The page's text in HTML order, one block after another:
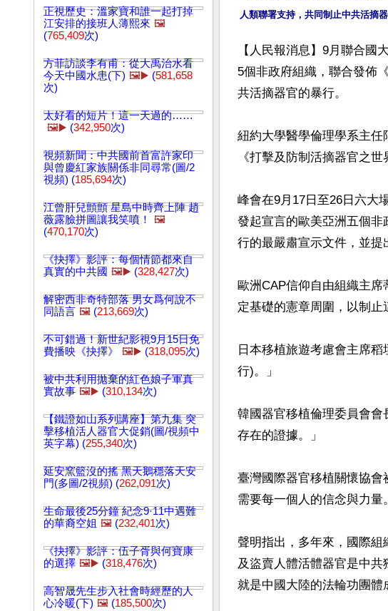
正視歷史：溫家寶和誰一起打掉
江安排的接班人薄熙來 🖼️
(765,409次)
方菲訪談李有甫：從大禹治水看
今天中國水患(下) 🖼️▶️ (581,658
次)
太好看的短片！這一天過的……
🖼️▶️ (342,950次)
視頻新聞：中共國前首富許家印
與曾慶紅家族關係非同尋常(圖/2
視頻) (185,694次)
江曾肝兒顫顫 星島中時齊上陣 趙
薇露臉拼圖讓我笑噴！
🖼️
(470,170次)
《抉擇》影評：每個情節都來自
真實的中共國 🖼️▶️ (328,427次)
解密西非奇特部落 男女爲何說不
同語言 🖼️ (213,669次)
不可錯過！新世紀影視9月15日免
費播映《抉擇》
🖼️▶️ (318,095次)
被中共利用拋棄的紅色娘子軍真
實故事 🖼️▶️ (310,134次)
【鐵證如山系列講座】第九集 突
擊移植活人器官大促銷(圖/視頻中
英字幕) (255,340次)
延安窯籃沒的搖 黑天鵝穩落天安
門(多圖/2視頻) (262,091次)
生命最後25分鐘 紀念9·11中遇難
的華裔空姐 🖼️ (232,401次)
《抉擇》影評：伍子胥與何寶康
的選擇 🖼️▶️ (318,476次)
高智晟先生步入社會時經歷的人
心冷暖(下) 🖼️ (185,500次)
【人民報消息】9月聯合國
5個非政府組織，聯合發佈
共活摘器官的暴行。
紐約大學醫學倫理學系主
《打擊及防制活摘器官之世
峰會在9月17日至26日六大
發起宣言的歐美亞洲五個
行的最嚴肅宣示文件，並提
歐洲CAP信仰自由組織主
定基礎的憲章周圍，以制止
日本移植旅遊考慮會主席
行)。」
韓國器官移植倫理委員會
存在的證據。」
臺灣國際器官移植關懷協
需要每一個人的信念與力量
聲明指出，多年來，國際
及盜賣人體活體器官是中共
就是中國大陸的法輪功團體